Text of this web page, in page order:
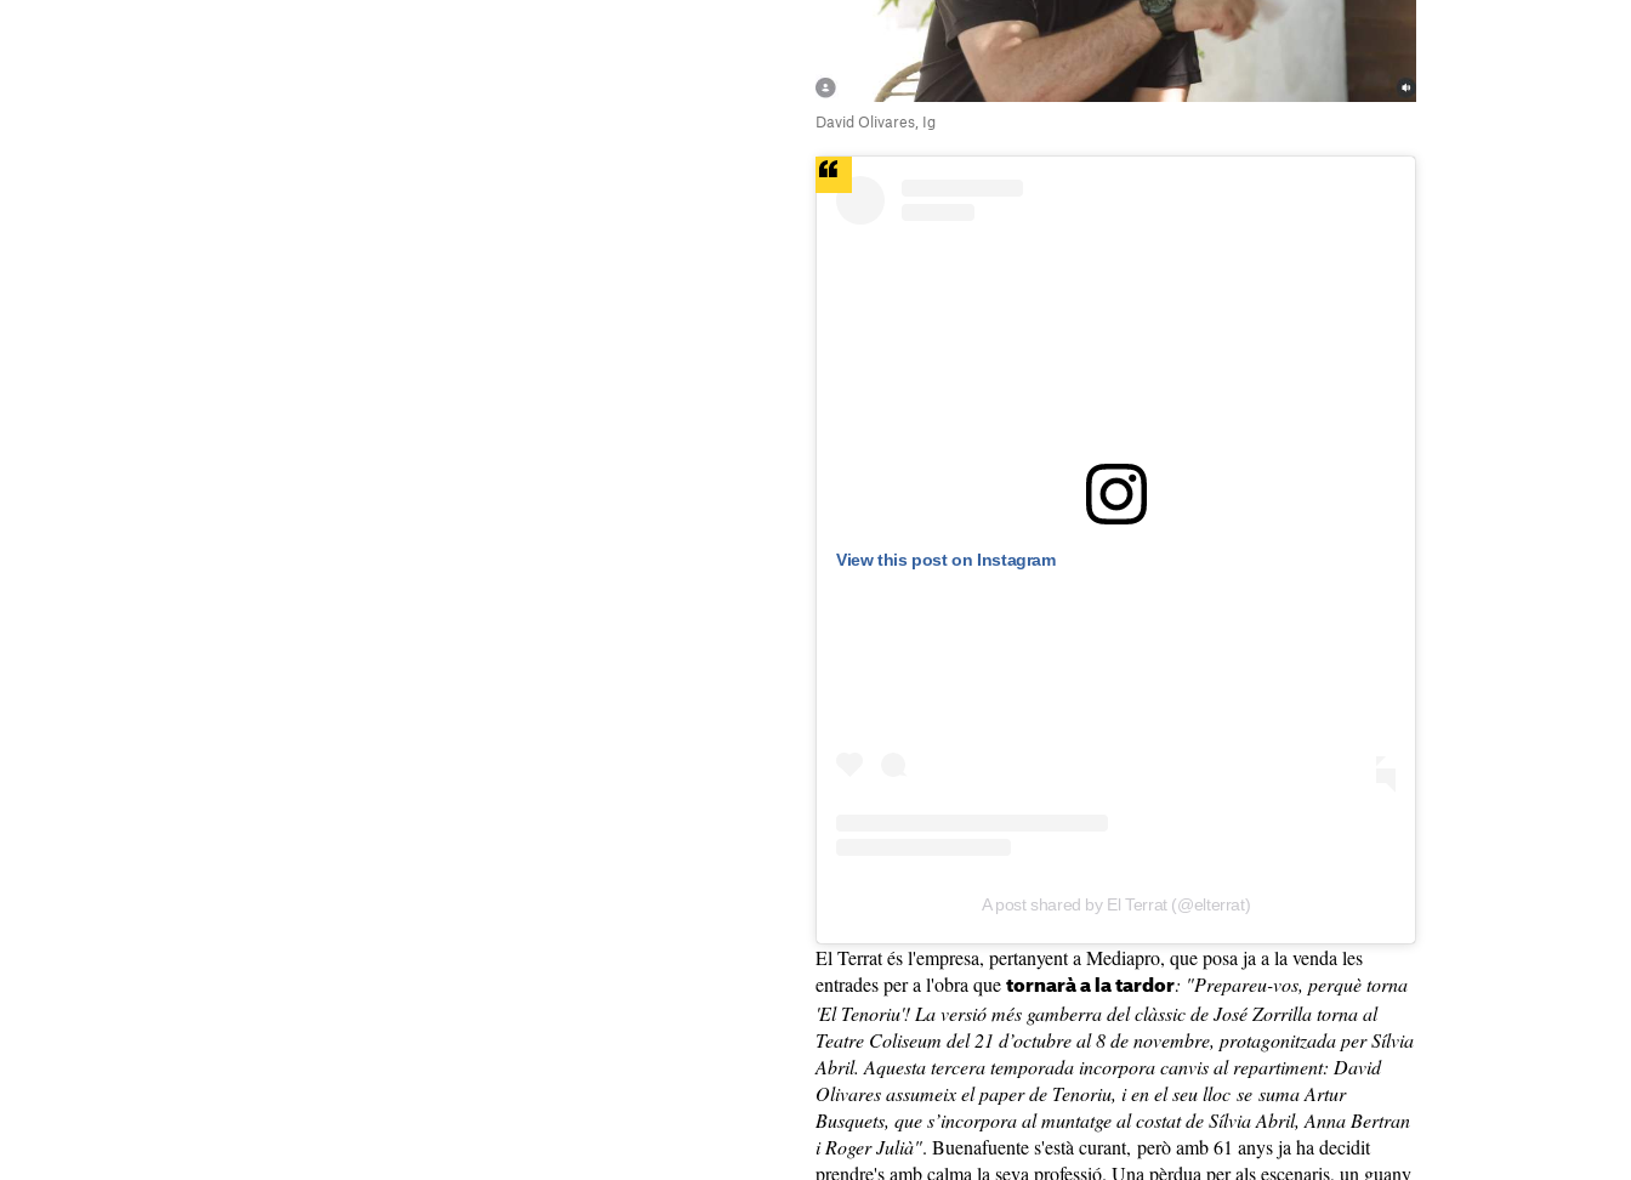
David Olivares, Ig
View this post on Instagram
A post shared by El Terrat (@elterrat)
El Terrat és l'empresa, pertanyent a Mediapro, que posa ja a la venda les
entrades per a l'obra que tornarà a la tardor: "Prepareu-vos, perquè torna
'El Tenoriu'! La versió més gamberra del clàssic de José Zorrilla torna al
Teatre Coliseum del 21 d’octubre al 8 de novembre, protagonitzada per Sílvia
Abril. Aquesta tercera temporada incorpora canvis al repartiment: David
Olivares assumeix el paper de Tenoriu, i en el seu lloc se suma Artur
Busquets, que s’incorpora al muntatge al costat de Sílvia Abril, Anna Bertran
i Roger Julià". Buenafuente s'està curant, però amb 61 anys ja ha decidit
prendre's amb calma la seva professió. Una pèrdua per als escenaris, un guany